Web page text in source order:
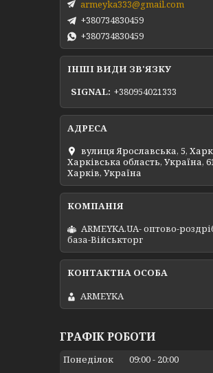
armeyka333@gmail.com
+380734830459
+380734830459
ІНШІ ВИДИ ЗВ'ЯЗКУ
SIGNAL +380954021333
вулиця Ярославська, 5,
Харківська область, Україна,
Харків, Україна
ARMEYKA.UA- оптово-
база-Військторг
ARMEYKA
ГРАФІК РОБОТИ
Понеділок 09:00
20:00